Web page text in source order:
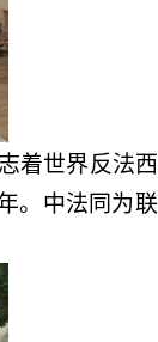
着世界反法
。中法同为